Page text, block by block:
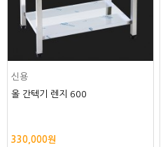
신용
올 간텍기 렌지 600
330,000원